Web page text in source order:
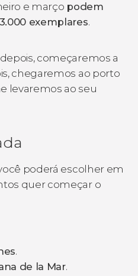
e março podem
exemplares.
começaremos a
chegaremos ao porto
levaremos ao seu
poderá escolher em
quer começar o
.
de la Mar.